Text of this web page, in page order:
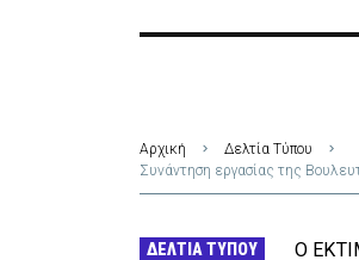
Αρχική
Δελτία Τύπου
Συνάντηση εργασίας της
ΔΕΛΤΊΑ ΤΎΠΟΥ Ο